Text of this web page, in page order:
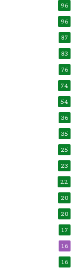
96
96
87
83
76
74
54
36
35
25
23
22
20
20
17
16
16